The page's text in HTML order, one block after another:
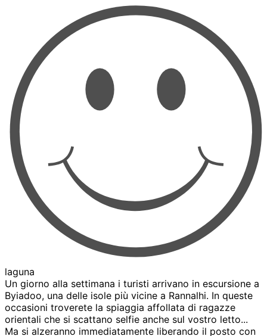
laguna
Un giorno alla settimana i turisti arrivano in escursione a
Byiadoo, una delle isole più vicine a Rannalhi. In queste
occasioni troverete la spiaggia affollata di ragazze
orientali che si scattano selfie anche sul vostro letto...
Ma si alzeranno immediatamente liberando il posto con